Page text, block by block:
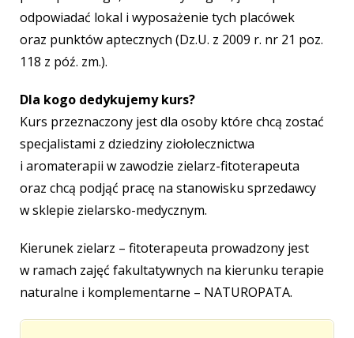
odpowiadać lokal i wyposażenie tych placówek
oraz punktów aptecznych (Dz.U. z 2009 r. nr 21 poz.
118 z póź. zm.).
Dla kogo dedykujemy kurs?
Kurs przeznaczony jest dla osoby które chcą zostać
specjalistami z dziedziny ziołolecznictwa
i aromaterapii w zawodzie zielarz-fitoterapeuta
oraz chcą podjąć pracę na stanowisku sprzedawcy
w sklepie zielarsko-medycznym.
Kierunek zielarz – fitoterapeuta prowadzony jest
w ramach zajęć fakultatywnych na kierunku terapie
naturalne i komplementarne – NATUROPATA.